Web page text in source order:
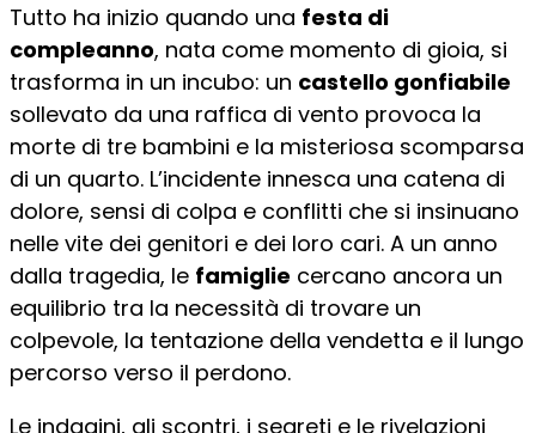
Tutto ha inizio quando una festa di
compleanno, nata come momento di gioia, si
trasforma in un incubo: un castello gonfiabile
sollevato da una raffica di vento provoca la
morte di tre bambini e la misteriosa scomparsa
di un quarto. L’incidente innesca una catena di
dolore, sensi di colpa e conflitti che si insinuano
nelle vite dei genitori e dei loro cari. A un anno
dalla tragedia, le famiglie cercano ancora un
equilibrio tra la necessità di trovare un
colpevole, la tentazione della vendetta e il lungo
percorso verso il perdono.
Le indagini, gli scontri, i segreti e le rivelazioni